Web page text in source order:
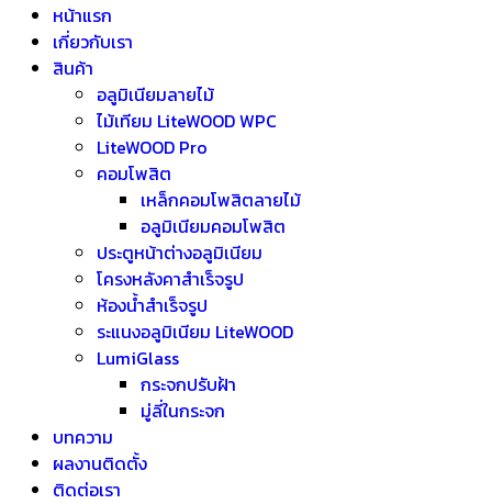
หน้าแรก
เกี่ยวกับเรา
สินค้า
อลูมิเนียมลายไม้
ไม้เทียม LiteWOOD WPC
LiteWOOD Pro
คอมโพสิต
เหล็กคอมโพสิตลายไม้
อลูมิเนียมคอมโพสิต
ประตูหน้าต่างอลูมิเนียม
โครงหลังคาสำเร็จรูป
ห้องน้ำสำเร็จรูป
ระแนงอลูมิเนียม LiteWOOD
LumiGlass
กระจกปรับฝ้า
มู่ลี่ในกระจก
บทความ
ผลงานติดตั้ง
ติดต่อเรา